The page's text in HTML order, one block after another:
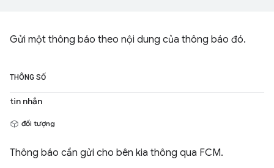
Gửi một thông báo theo nội dung của thông báo đó.
THÔNG SỐ
tin nhắn
đối tượng
Thông báo cần gửi cho bên kia thông qua FCM.